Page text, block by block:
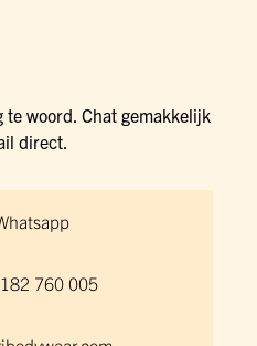
te woord. Chat gemakkelijk
direct.
760 005